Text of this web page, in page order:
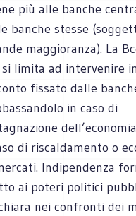
più alle ban­che
ban­che stesse
mag­gio­ranza). La
limita ad inter­ve­nire
fis­sato dalle
in caso di
di riscal­da­mento o
Indi­pen­denza
ai poteri poli­tici
nei con­fronti dei